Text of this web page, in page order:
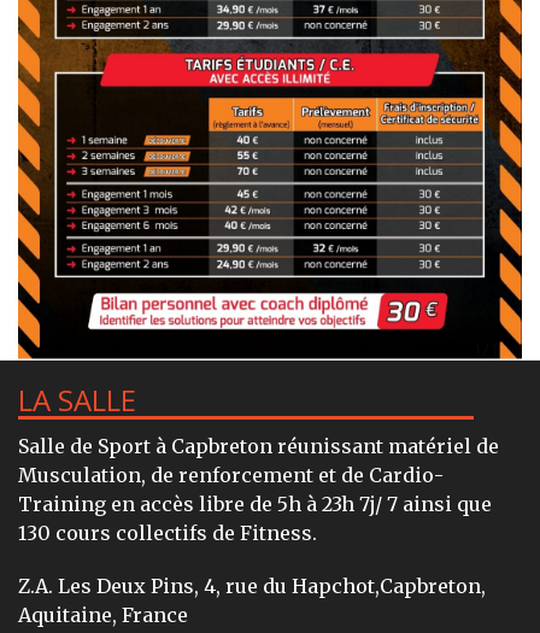
LA SALLE
Salle de Sport à Capbreton réunissant matériel de
Musculation, de renforcement et de Cardio-
Training en accès libre de 5h à 23h 7j/ 7 ainsi que
130 cours collectifs de Fitness.
Z.A. Les Deux Pins, 4, rue du Hapchot,Capbreton,
Aquitaine, France